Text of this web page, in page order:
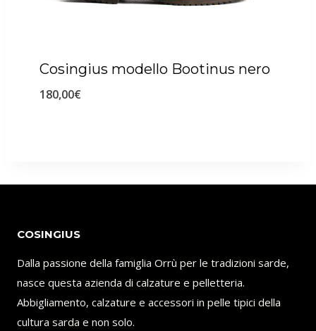
Cosingius modello Bootinus nero
180,00€
COSINGIUS
Dalla passione della famiglia Orrù per le tradizioni sarde,
nasce questa azienda di calzature e pelletteria.
Abbigliamento, calzature e accessori in pelle tipici della
cultura sarda e non solo.